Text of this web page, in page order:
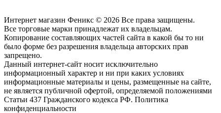
Интернет магазин Феникс © 2026 Все права защищены.
Все торговые марки принадлежат их владельцам.
Копирование составляющих частей сайта в какой бы то ни
было форме без разрешения владельца авторских прав
запрещено.
Данный интернет-сайт носит исключительно
информационный характер и ни при каких условиях
информационные материалы и цены, размещенные на сайте,
не является публичной офертой, определяемой положениями
Статьи 437 Гражданского кодекса РФ. Политика
конфиденциальности